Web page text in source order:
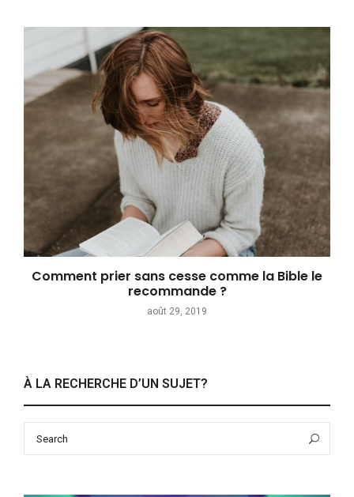
Comment prier sans cesse comme la Bible le
recommande ?
août 29, 2019
À LA RECHERCHE D’UN SUJET?